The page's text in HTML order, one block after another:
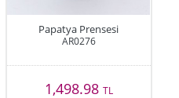
Papatya Prensesi
AR0276
1,498.98 TL